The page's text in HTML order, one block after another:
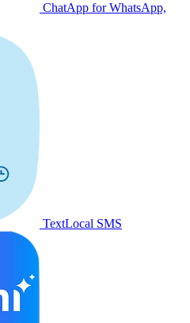
ChatApp for WhatsApp,
TextLocal SMS